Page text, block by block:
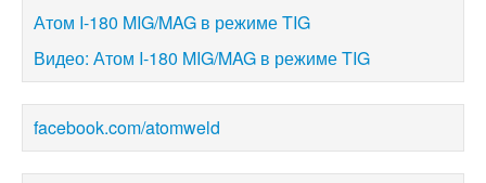
Где купить
Сотрудничество
Атом I-180 MIG/MAG в режиме TIG
Видео: Атом I-180 MIG/MAG в режиме TIG
facebook.com/atomweld